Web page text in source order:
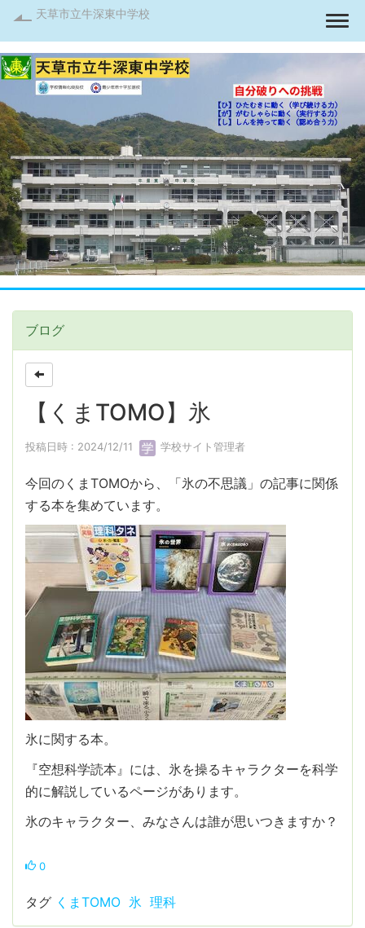
天草市立牛深東中学校
ブログ
【くまTOMO】氷
投稿日時 : 2024/12/11 学校サイト管理者
今回のくまTOMOから、「氷の不思議」の記事に関係
する本を集めています。
氷に関する本。
『空想科学読本』には、氷を操るキャラクターを科学
的に解説しているページがあります。
氷のキャラクター、みなさんは誰が思いつきますか？
0
タグ くまTOMO 氷 理科